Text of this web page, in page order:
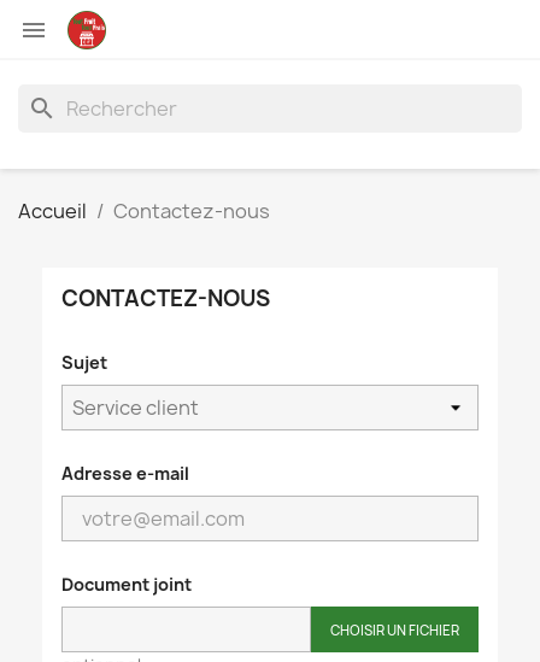

search
Accueil Contactez-nous
CONTACTEZ-NOUS
Sujet
Adresse e-mail
Document joint
CHOISIR UN FICHIER